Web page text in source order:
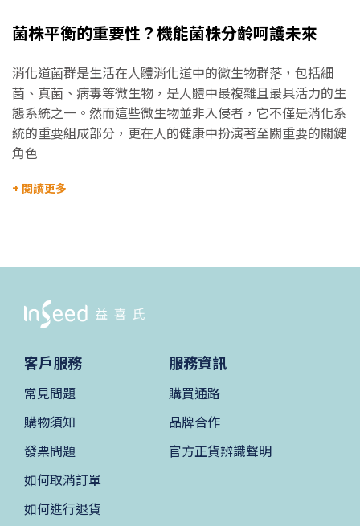
菌株平衡的重要性？機能菌株分齡呵護未來
消化道菌群是生活在人體消化道中的微生物群落，包括細
菌、真菌、病毒等微生物，是人體中最複雜且最具活力的生
態系統之一。然而這些微生物並非入侵者，它不僅是消化系
統的重要組成部分，更在人的健康中扮演著至關重要的關鍵
角色
+ 閱讀更多
客戶服務
常見問題
購物須知
發票問題
如何取消訂單
如何進行退貨
服務資訊
購買通路
品牌合作
官方正貨辨識聲明